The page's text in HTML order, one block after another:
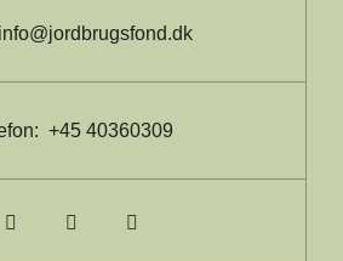
info@jordbrugsfond.dk
+45 40360309